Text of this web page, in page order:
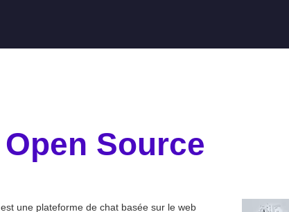
Source
une plateforme de chat basée sur le web